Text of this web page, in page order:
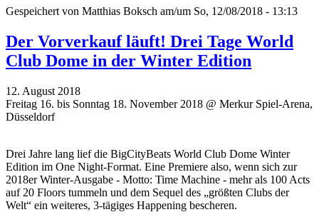
Gespeichert von Matthias Boksch am/um So, 12/08/2018 - 13:13
Der Vorverkauf läuft! Drei Tage World
Club Dome in der Winter Edition
12. August 2018
Freitag 16. bis Sonntag 18. November 2018 @ Merkur Spiel-Arena,
Düsseldorf
Drei Jahre lang lief die BigCityBeats World Club Dome Winter
Edition im One Night-Format. Eine Premiere also, wenn sich zur
2018er Winter-Ausgabe - Motto: Time Machine - mehr als 100 Acts
auf 20 Floors tummeln und dem Sequel des „größten Clubs der
Welt“ ein weiteres, 3-tägiges Happening bescheren.